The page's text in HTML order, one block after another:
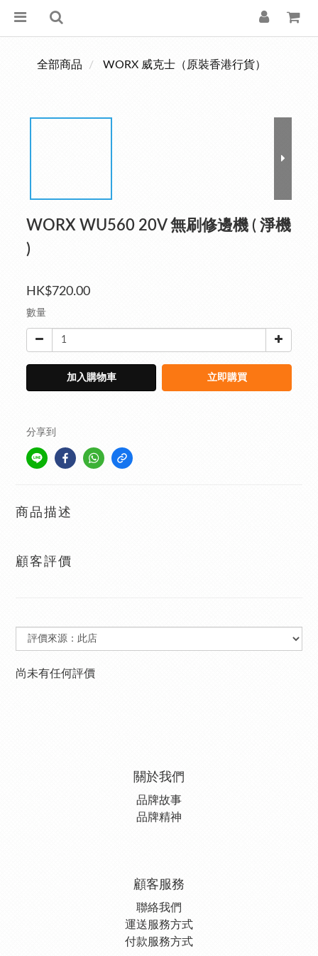
全部商品 WORX 威克士（原裝香港行貨）
WORX WU560 20V 無刷修邊機 ( 淨機
)
HK$720.00
數量
加入購物車 立即購買
分享到
商品描述
顧客評價
尚未有任何評價
關於我們
品牌故事
品牌精神
顧客服務
聯絡我們
運送服務方式
付款服務方式